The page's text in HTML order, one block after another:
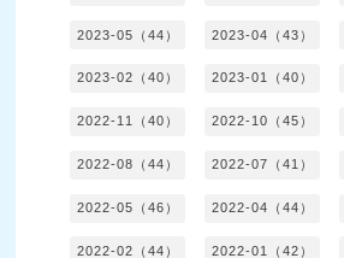
2023-05（44） 2023-04（43）
2023-02（40） 2023-01（40）
2022-11（40） 2022-10（45）
2022-08（44） 2022-07（41）
2022-05（46） 2022-04（44）
2022-02（44） 2022-01（42）